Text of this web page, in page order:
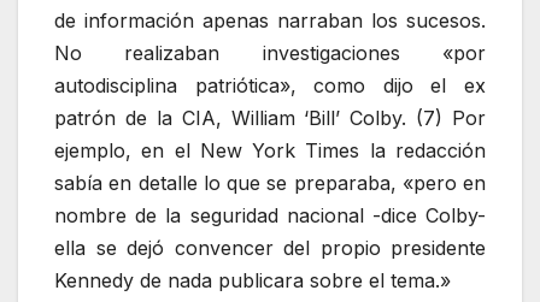
de información apenas narraban los sucesos.
No realizaban investigaciones «por
autodisciplina patriótica», como dijo el ex
patrón de la CIA, William ‘Bill’ Colby. (7) Por
ejemplo, en el New York Times la redacción
sabía en detalle lo que se preparaba, «pero en
nombre de la seguridad nacional -dice Colby-
ella se dejó convencer del propio presidente
Kennedy de nada publicara sobre el tema.»